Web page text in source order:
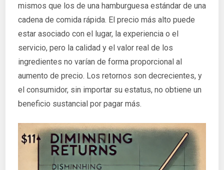
mismos que los de una hamburguesa estándar de una
cadena de comida rápida. El precio más alto puede
estar asociado con el lugar, la experiencia o el
servicio, pero la calidad y el valor real de los
ingredientes no varían de forma proporcional al
aumento de precio. Los retornos son decrecientes, y
el consumidor, sin importar su estatus, no obtiene un
beneficio sustancial por pagar más.